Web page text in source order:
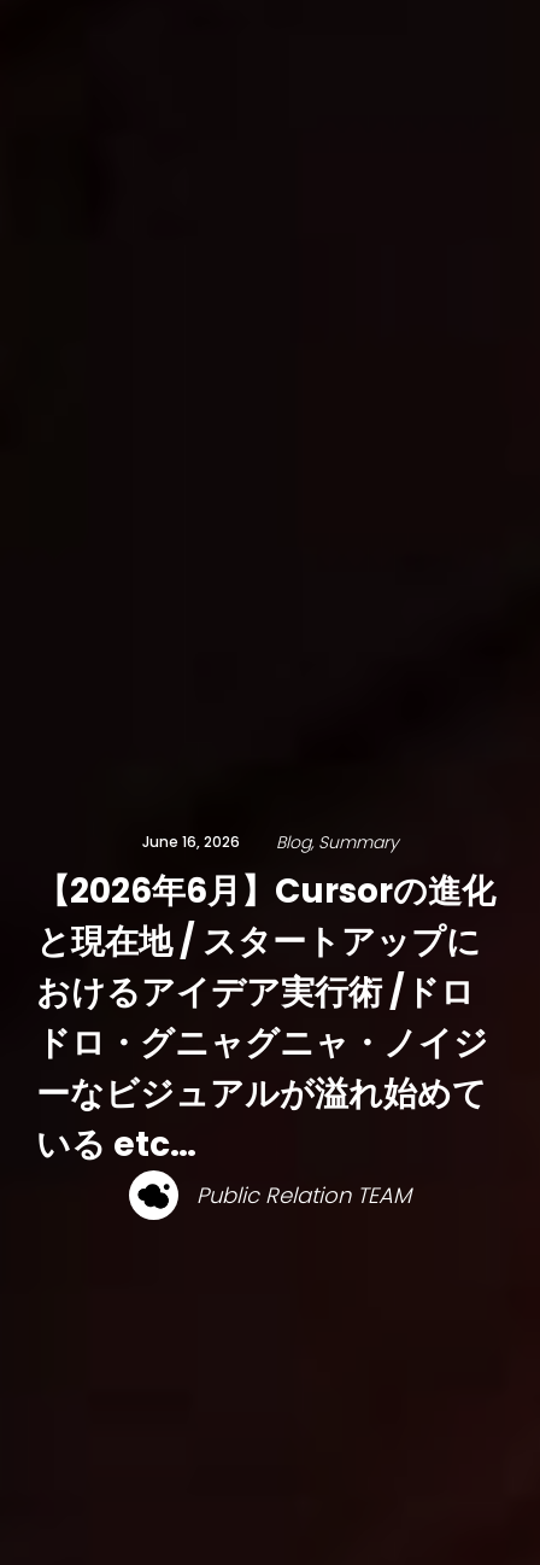
June 16, 2026 Blog Summary
【2026年6月】Cursorの進化
と現在地 / スタートアップに
おけるアイデア実行術 /ドロ
ドロ・グニャグニャ・ノイジ
ーなビジュアルが溢れ始めて
いる etc…
Public Relation TEAM